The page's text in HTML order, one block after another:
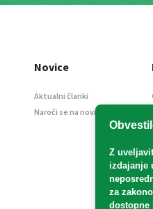
Z
izdajanje
za
dostopne
Novice
Aktualni članki
Naroči se na novice